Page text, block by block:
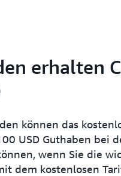
erhalten
können das
USD Guthaben bei
wenn Sie die
dem kostenlosen